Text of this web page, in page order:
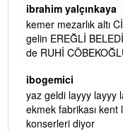
ibrahim yalçınkaya
kemer mezarlık altı
gelin EREĞLİ
de RUHİ
ibogemici
yaz geldi layyy layyy
ekmek fabrikası
konserleri diyor